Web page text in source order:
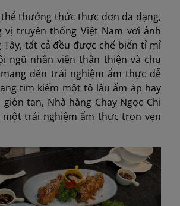
thưởng thức thực đơn đa dạng,
vị truyền thống Việt Nam với ảnh
tất cả đều được chế biến tỉ mỉ
ngũ nhân viên thân thiện và chu
đến trải nghiệm ẩm thực dễ
tìm kiếm một tô lẩu ấm áp hay
tan, Nhà hàng Chay Ngọc Chi
một trải nghiệm ẩm thực trọn vẹn